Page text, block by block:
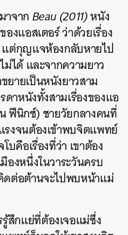
จากBeau (2011)หนัง
งแอสเตอร์ ว่าด้วยเรื่อง
ต่กุญแจห้องกลับหายไป
ได้ และจากความยาว
ยายเป็นหนังยาวสาม
าหนังทั้งสามเรื่องของแอ
ฟีนิกซ์) ชายวัยกลางคนที่
งจนต้องเข้าพบจิตแพทย์
บคือเรื่องที่ว่า เขาต้อง
องหนึ่งในวาระวันครบ
ต่อต้านจะไปพบหน้าแม่
รู้สึกแย่ที่ต้องเจอแม่ซึ่ง